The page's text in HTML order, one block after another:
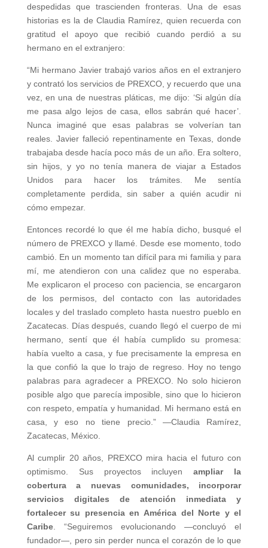
despedidas que trascienden fronteras. Una de esas
historias es la de Claudia Ramírez, quien recuerda con
gratitud el apoyo que recibió cuando perdió a su
hermano en el extranjero:
“Mi hermano Javier trabajó varios años en el extranjero
y contrató los servicios de PREXCO, y recuerdo que una
vez, en una de nuestras pláticas, me dijo: ‘Si algún día
me pasa algo lejos de casa, ellos sabrán qué hacer’.
Nunca imaginé que esas palabras se volverían tan
reales. Javier falleció repentinamente en Texas, donde
trabajaba desde hacía poco más de un año. Era soltero,
sin hijos, y yo no tenía manera de viajar a Estados
Unidos para hacer los trámites. Me sentía
completamente perdida, sin saber a quién acudir ni
cómo empezar.
Entonces recordé lo que él me había dicho, busqué el
número de PREXCO y llamé. Desde ese momento, todo
cambió. En un momento tan difícil para mi familia y para
mí, me atendieron con una calidez que no esperaba.
Me explicaron el proceso con paciencia, se encargaron
de los permisos, del contacto con las autoridades
locales y del traslado completo hasta nuestro pueblo en
Zacatecas. Días después, cuando llegó el cuerpo de mi
hermano, sentí que él había cumplido su promesa:
había vuelto a casa, y fue precisamente la empresa en
la que confió la que lo trajo de regreso. Hoy no tengo
palabras para agradecer a PREXCO. No solo hicieron
posible algo que parecía imposible, sino que lo hicieron
con respeto, empatía y humanidad. Mi hermano está en
casa, y eso no tiene precio.” —Claudia Ramírez,
Zacatecas, México.
Al cumplir 20 años, PREXCO mira hacia el futuro con
optimismo. Sus proyectos incluyenampliar la
cobertura a nuevas comunidades, incorporar
servicios digitales de atención inmediata y
fortalecer su presencia en América del Norte y el
Caribe. “Seguiremos evolucionando —concluyó el
fundador—, pero sin perder nunca el corazón de lo que